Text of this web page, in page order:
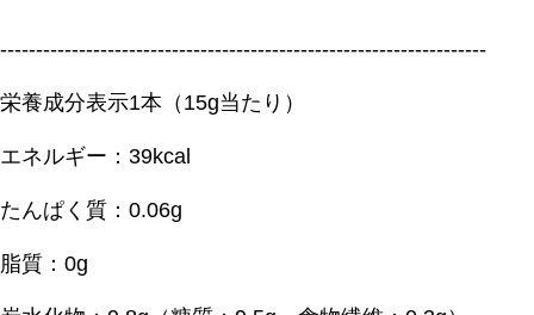
--------------------------------------------------------------------
栄養成分表示1本（15g当たり）
エネルギー：39kcal
たんぱく質：0.06g
脂質：0g